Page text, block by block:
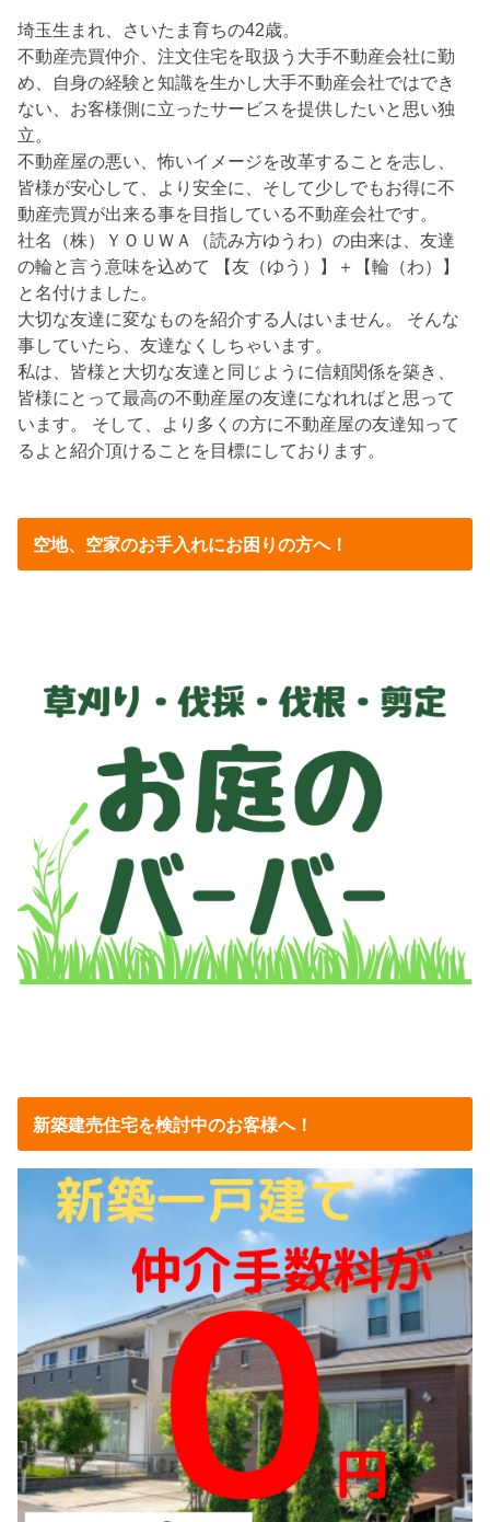
埼玉生まれ、さいたま育ちの42歳。
不動産売買仲介、注文住宅を取扱う大手不動産会社に勤
め、自身の経験と知識を生かし大手不動産会社ではでき
ない、お客様側に立ったサービスを提供したいと思い独
立。
不動産屋の悪い、怖いイメージを改革することを志し、
皆様が安心して、より安全に、そして少しでもお得に不
動産売買が出来る事を目指している不動産会社です。
社名（株）ＹＯＵＷＡ（読み方ゆうわ）の由来は、友達
の輪と言う意味を込めて 【友（ゆう）】＋【輪（わ）】
と名付けました。
大切な友達に変なものを紹介する人はいません。 そんな
事していたら、友達なくしちゃいます。
私は、皆様と大切な友達と同じように信頼関係を築き、
皆様にとって最高の不動産屋の友達になれればと思って
います。 そして、より多くの方に不動産屋の友達知って
るよと紹介頂けることを目標にしております。
空地、空家のお手入れにお困りの方へ！
新築建売住宅を検討中のお客様へ！